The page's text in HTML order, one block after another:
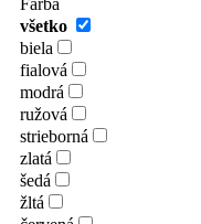
Farba
všetko
biela
fialová
modrá
ružová
strieborná
zlatá
šedá
žltá